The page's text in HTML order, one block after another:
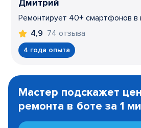
Дмитрий
Ремонтирует 40+ смартфонов в
4,9 74 отзыва
4 года опыта
1
Мастер подскажет
ремонта в боте за 1